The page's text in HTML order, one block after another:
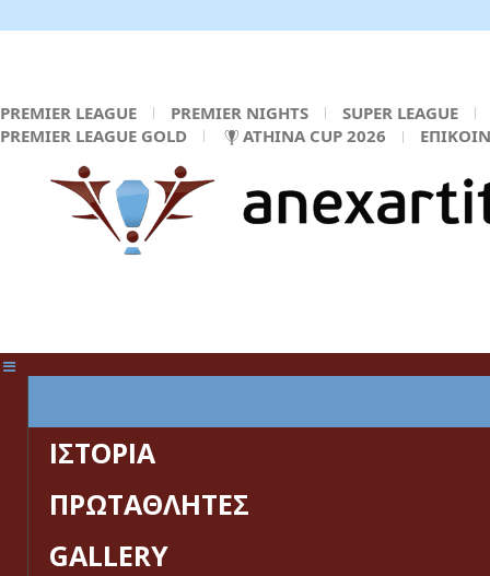
PREMIER LEAGUE PREMIER NIGHTS
SUPER LEAGUE
PREMIER LEAGUE GOLD
ATHINA CUP 2026
ΙΣΤΟΡΙΑ
ΠΡΩΤΑΘΛΗΤΕΣ
GALLERY